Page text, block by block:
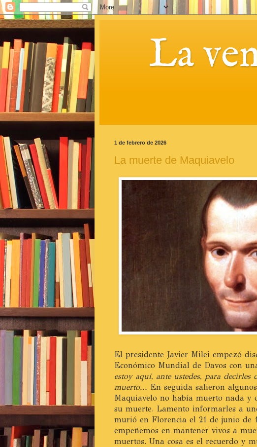
La
1 de febrero de 2026
La muerte de Maquiavelo
El presidente Javier Milei empezó
Económico Mundial de Davos con
estoy aquí, ante ustedes, para
muerto... En seguida salieron
Maquiavelo no había muerto nada y
su muerte. Lamento informarles a
murió en Florencia el 21 de junio de
empeñemos en mantener vivos a
muertos. Una cosa es el recuerdo y